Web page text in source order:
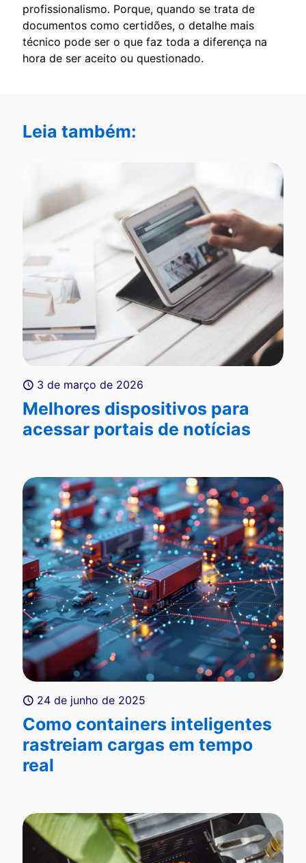
profissionalismo. Porque, quando se trata de
documentos como certidões, o detalhe mais
técnico pode ser o que faz toda a diferença na
hora de ser aceito ou questionado.
Leia também:
3 de março de 2026
Melhores dispositivos para
acessar portais de notícias
24 de junho de 2025
Como containers inteligentes
rastreiam cargas em tempo
real